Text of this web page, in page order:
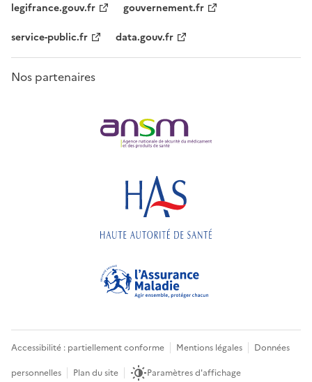
legifrance.gouv.fr
gouvernement.fr
service-public.fr
data.gouv.fr
Nos partenaires
Accessibilité : partiellement conforme Mentions légales
Données
personnelles
Plan du site Paramètres d'affichage